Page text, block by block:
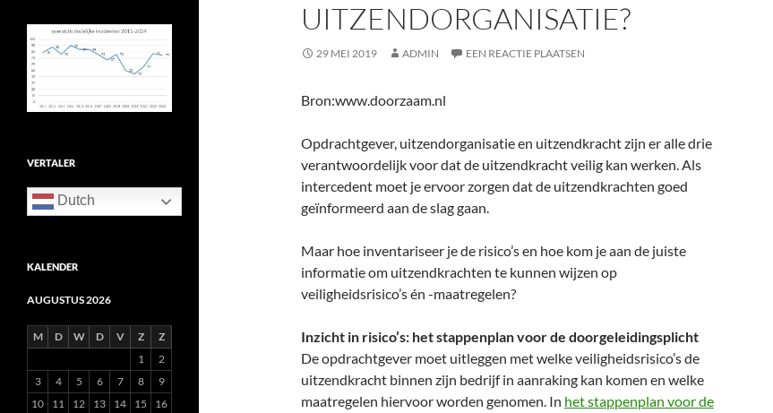
UITZENDORGANISATIE?
29 MEI 2019 ADMIN EEN REACTIE PLAATSEN
Bron:www.doorzaam.nl
Opdrachtgever, uitzendorganisatie en uitzendkracht zijn er alle drie
verantwoordelijk voor dat de uitzendkracht veilig kan werken. Als
intercedent moet je ervoor zorgen dat de uitzendkrachten goed
geïnformeerd aan de slag gaan.
Maar hoe inventariseer je de risico’s en hoe kom je aan de juiste
informatie om uitzendkrachten te kunnen wijzen op
veiligheidsrisico’s én -maatregelen?
Inzicht in risico’s: het stappenplan voor de doorgeleidingsplicht
De opdrachtgever moet uitleggen met welke veiligheidsrisico’s de
uitzendkracht binnen zijn bedrijf in aanraking kan komen en welke
maatregelen hiervoor worden genomen. In het stappenplan voor de
VERTALER
Dutch
KALENDER
AUGUSTUS 2026
M D W D V Z
Z
1
2
3
4 5 6 7 8
9
10
11 12 13 14 15
16